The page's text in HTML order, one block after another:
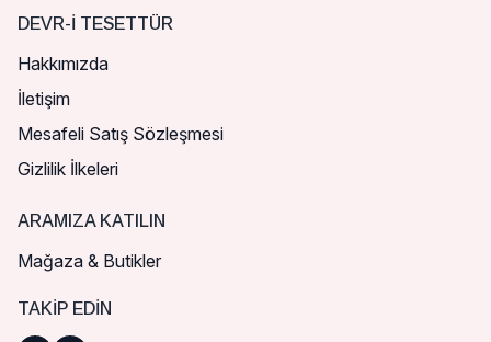
DEVR-I TESETTÜR
Hakkımızda
İletişim
Mesafeli Satış Sözleşmesi
Gizlilik İlkeleri
ARAMIZA KATILIN
Mağaza & Butikler
TAKIP EDIN